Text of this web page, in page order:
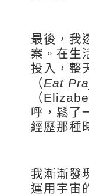
最後，我
案。在生
投入，整
（Eat
（
呼，鬆了
經歷那種
我漸漸發
運用宇宙